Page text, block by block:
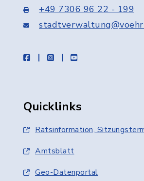
+49 7306 96 22 - 199
facebookinstagramyoutube
Quicklinks
Ratsinformation,
Amtsblatt
Geo-Datenportal